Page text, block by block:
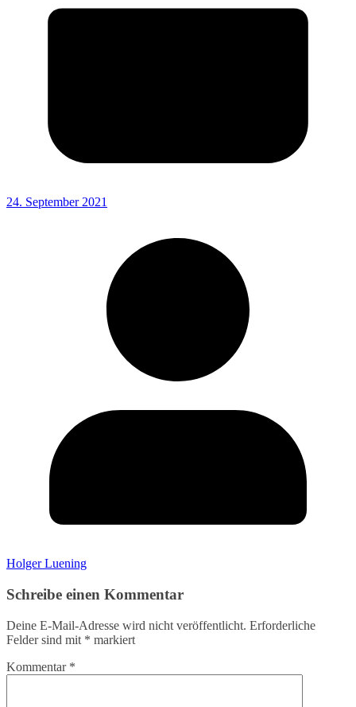
24. September 2021
Holger Luening
Schreibe einen Kommentar
Deine E-Mail-Adresse wird nicht veröffentlicht. Erforderliche
Felder sind mit * markiert
Kommentar *